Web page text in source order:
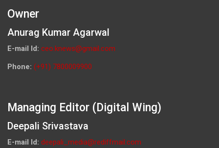
Owner
Anurag Kumar Agarwal
E-mail Id: ceo.knews@gmail.com
Phone: (+91) 7800009900
Managing Editor (Digital Wing)
Deepali Srivastava
E-mail Id: deepali_media@rediffmail.com